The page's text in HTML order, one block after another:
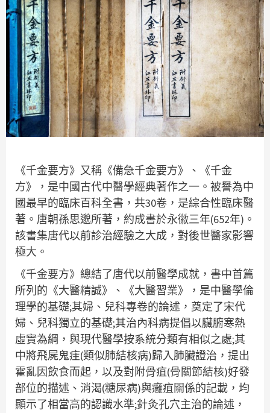
《千金要方》又稱《備急千金要方》、《千金
方》，是中國古代中醫學經典著作之一。被譽為中
國最早的臨床百科全書，共30卷，是綜合性臨床醫
著。唐朝孫思邈所著，約成書於永徽三年(652年)。
該書集唐代以前診治經驗之大成，對後世醫家影響
極大。
《千金要方》總結了唐代以前醫學成就，書中首篇
所列的《大醫精誠》、《大醫習業》，是中醫學倫
理學的基礎;其婦、兒科專卷的論述，奠定了宋代
婦、兒科獨立的基礎;其治內科病提倡以臟腑寒熱
虛實為綱，與現代醫學按系統分類有相似之處;其
中將飛屍鬼疰(類似肺結核病)歸入肺臟證治，提出
霍亂因飲食而起，以及對附骨疽(骨關節結核)好發
部位的描述、消渴(糖尿病)與癰疽關係的記載，均
顯示了相當高的認識水準;針灸孔穴主治的論述，